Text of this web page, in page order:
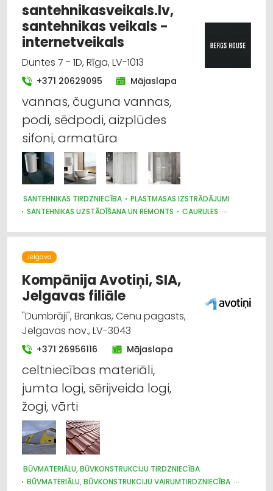
santehnikasveikals.lv,
santehnikas veikals -
internetveikals
Duntes 7 - 1D, Rīga, LV-1013
+371 20629095 Mājaslapa
vannas, čuguna vannas,
podi, sēdpodi, aizplūdes
sifoni, armatūra
SANTEHNIKAS TIRDZNIECĪBA
PLASTMASAS IZSTRĀDĀJUMI
SANTEHNIKAS UZSTĀDĪŠANA UN REMONTS
CAURULES
SILTUMAPGĀDE UN SILTUMTĪKLI
BŪVMATERIĀLU, BŪVKONSTRUKCIJU TIRDZNIECĪBA
SŪKŅI, PUMPJI, VĀRSTI, VENTIĻI
SILTUMTEHNIKA, APKURES IEKĀRTAS
CELTNIECĪBAS UN REMONTA DARBI
INTERNETVEIKALI, E-KOMERCIJA
Jelgava
Kompānija Avotiņi, SIA,
Jelgavas filiāle
"Dumbrāji", Brankas, Cenu pagasts,
Jelgavas nov., LV-3043
+371 26956116 Mājaslapa
celtniecības materiāli,
jumta logi, sērijveida logi,
žogi, vārti
BŪVMATERIĀLU, BŪVKONSTRUKCIJU TIRDZNIECĪBA
BŪVMATERIĀLU, BŪVKONSTRUKCIJU VAIRUMTIRDZNIECĪBA